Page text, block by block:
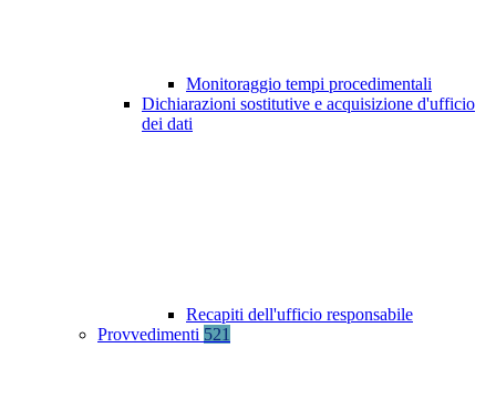
Monitoraggio tempi procedimentali
Dichiarazioni sostitutive e acquisizione d'ufficio
dei dati
Recapiti dell'ufficio responsabile
Provvedimenti 521